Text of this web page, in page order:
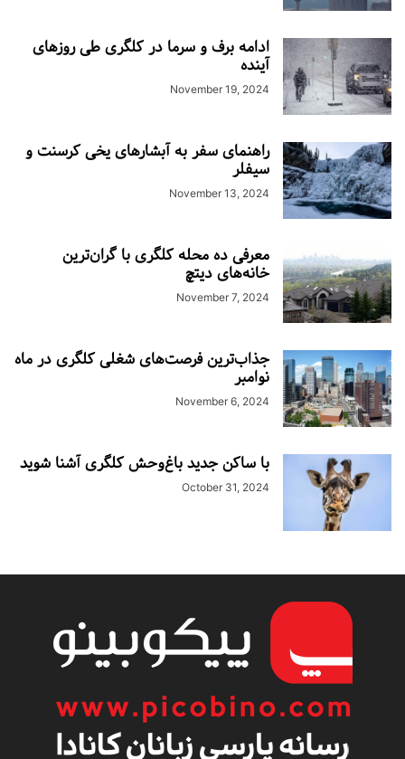
ادامه برف و سرما در کلگری طی روزهای
آینده
November 19, 2024
راهنمای سفر به آبشارهای یخی کرسنت و
سیفلر
November 13, 2024
معرفی ده محله کلگری با گران‌ترین
خانه‌های دیتچ
November 7, 2024
جذاب‌ترین فرصت‌های شغلی کلگری در ماه
نوامبر
November 6, 2024
با ساکن جدید باغ‌وحش کلگری آشنا شوید
October 31, 2024